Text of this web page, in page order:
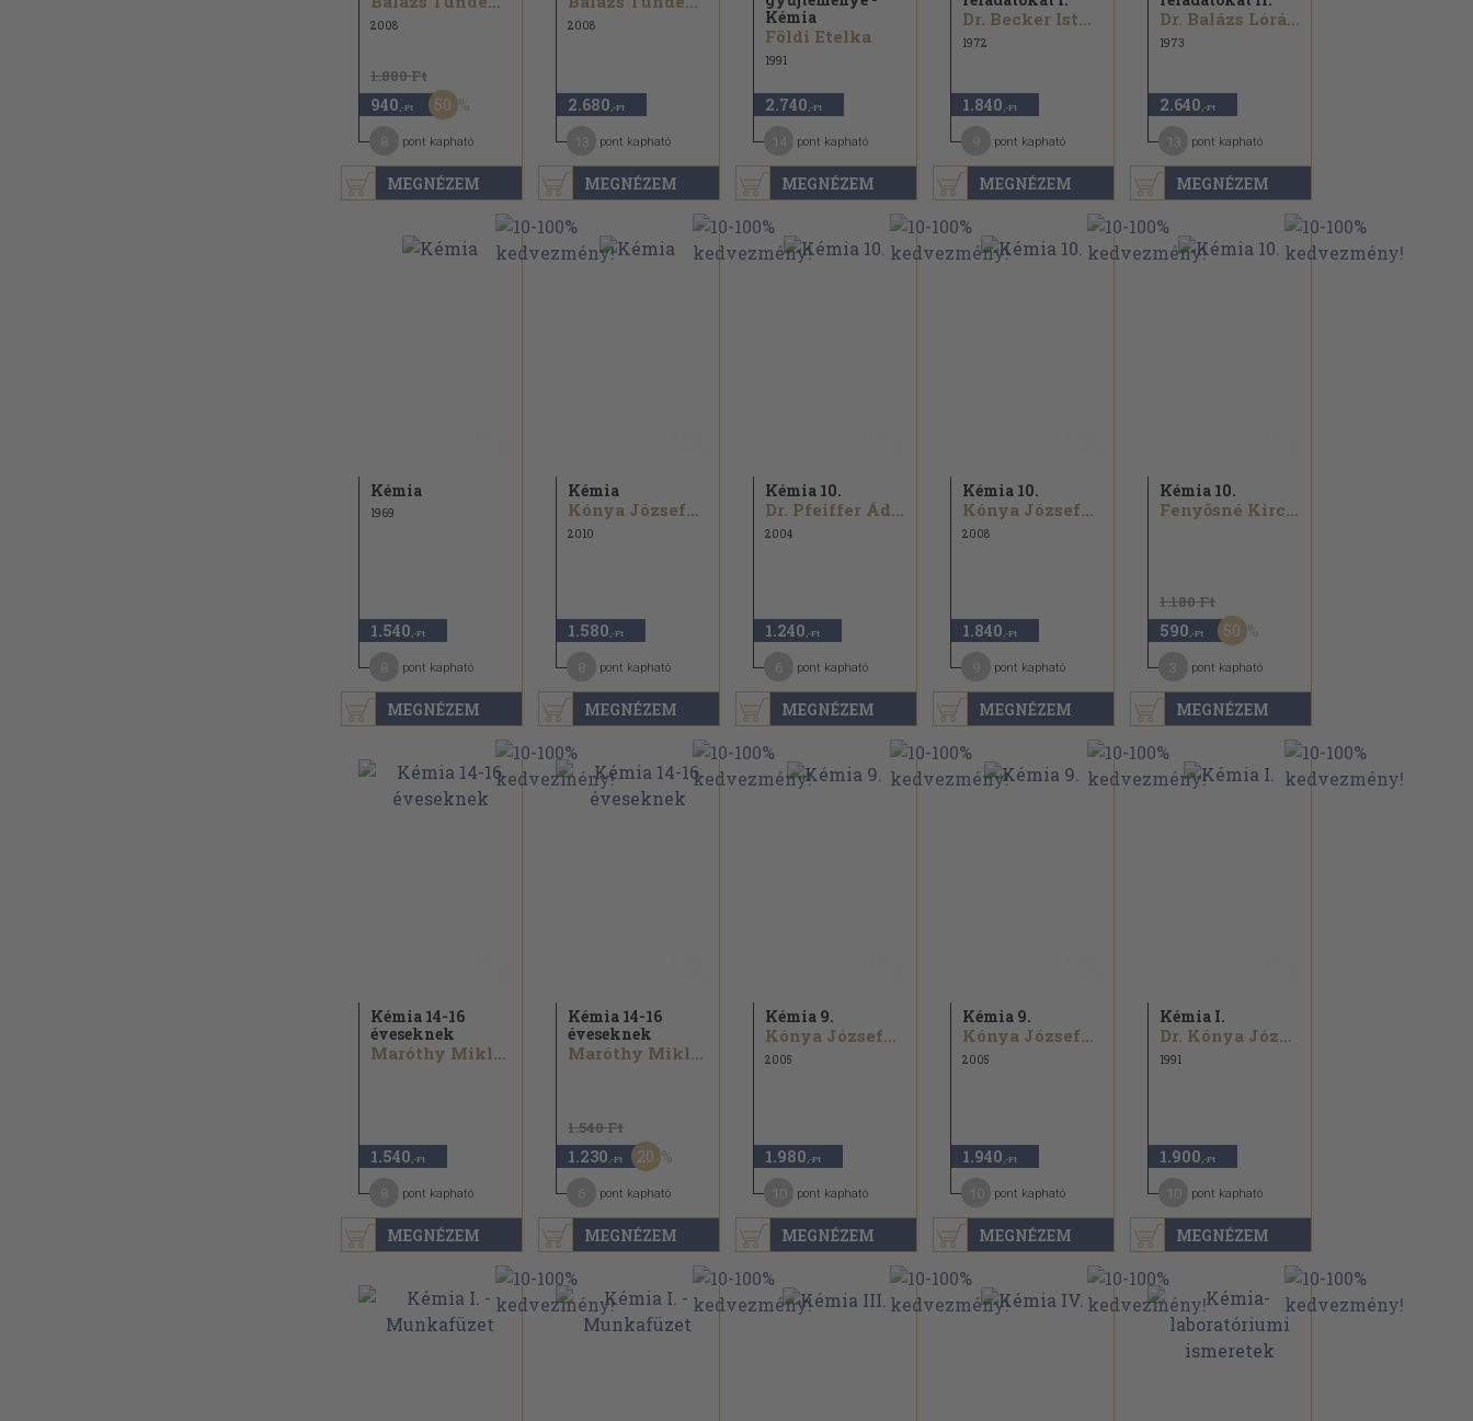
MEGNÉZEM
2008
1.880 Ft
940 ,-Ft 50
pont kapható
MEGNÉZEM
2008
2.680 ,-Ft
pont kapható
MEGNÉZEM
Kémia
Földi Etelka
1991
2.740 ,-Ft
pont kapható
MEGNÉZEM
Dr. Becker Istvánné...
1972
1.840 ,-Ft
pont kapható
MEGNÉZEM
Dr. Balázs Lórántné...
1973
2.640 ,-Ft
pont kapható
MEGNÉZEM
Kémia
1969
1.540 ,-Ft
pont kapható
MEGNÉZEM
Kémia
Kónya Józsefné...
2010
1.580 ,-Ft
pont kapható
MEGNÉZEM
Kémia 10.
Dr. Pfeiffer Ádám
2004
1.240 ,-Ft
pont kapható
MEGNÉZEM
Kémia 10.
Kónya Józsefné...
2008
1.840 ,-Ft
pont kapható
MEGNÉZEM
Kémia 10.
Fenyősné Kircsi Amália
1.180 Ft
590 ,-Ft 50
pont kapható
MEGNÉZEM
Kémia 14-16
éveseknek
Maróthy Miklósné
1.540 ,-Ft
pont kapható
MEGNÉZEM
Kémia 14-16
éveseknek
Maróthy Miklósné
1.540 Ft
1.230 ,-Ft 20
pont kapható
MEGNÉZEM
Kémia 9.
Kónya Józsefné...
2005
1.980 ,-Ft
pont kapható
MEGNÉZEM
Kémia 9.
Kónya Józsefné...
2005
1.940 ,-Ft
pont kapható
MEGNÉZEM
Kémia I.
Dr. Kónya Józsefné
1991
1.900 ,-Ft
pont kapható